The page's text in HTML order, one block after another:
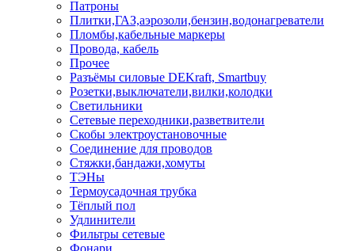
Патроны
Плитки,ГАЗ,аэрозоли,бензин,водонагреватели
Пломбы,кабельные маркеры
Провода, кабель
Прочее
Разъёмы силовые DEKraft, Smartbuy
Розетки,выключатели,вилки,колодки
Светильники
Сетевые переходники,разветвители
Скобы электроустановочные
Соединение для проводов
Стяжки,бандажи,хомуты
ТЭНы
Термоусадочная трубка
Тёплый пол
Удлинители
Фильтры сетевые
Фонари